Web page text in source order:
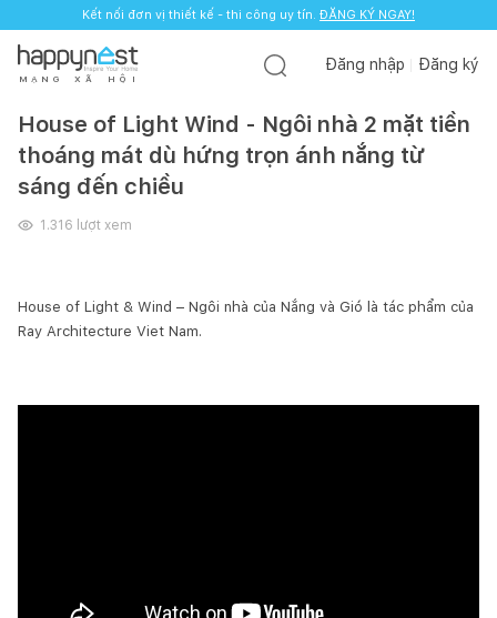
Kết nối đơn vị thiết kế - thi công uy tín. ĐĂNG KÝ NGAY!
M Ạ N G X Ã H Ộ I
Đăng nhập Đăng ký
House of Light Wind - Ngôi nhà 2 mặt tiền
thoáng mát dù hứng trọn ánh nắng từ
sáng đến chiều
1.316 lượt xem
House of Light & Wind – Ngôi nhà của Nắng và Gió là tác phẩm của
Ray Architecture Viet Nam.